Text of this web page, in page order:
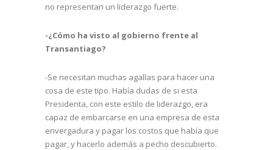
no representan un liderazgo fuerte.
-¿Cómo ha visto al gobierno frente al
Transantiago?
-Se necesitan muchas agallas para hacer una
cosa de este tipo. Había dudas de si esta
Presidenta, con este estilo de liderazgo, era
capaz de embarcarse en una empresa de esta
envergadura y pagar los costos que había que
pagar, y hacerlo además a pecho descubierto.